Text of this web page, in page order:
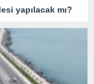
yapılacak mı?